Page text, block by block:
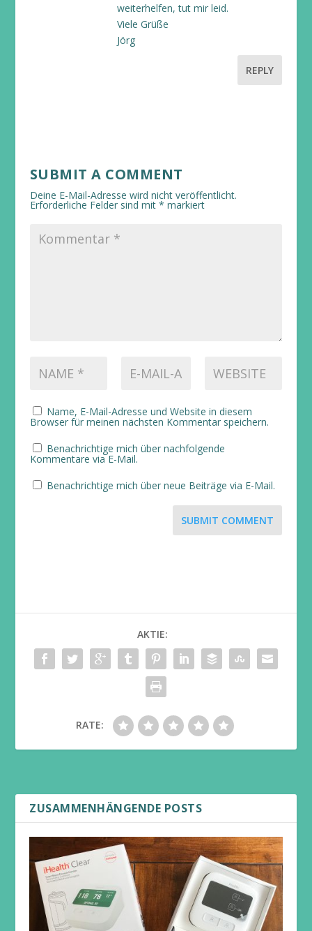
weiterhelfen, tut mir leid.
Viele Grüße
Jörg
REPLY
SUBMIT A COMMENT
Deine E-Mail-Adresse wird nicht veröffentlicht.
Erforderliche Felder sind mit * markiert
Name, E-Mail-Adresse und Website in diesem
Browser für meinen nächsten Kommentar speichern.
Benachrichtige mich über nachfolgende
Kommentare via E-Mail.
Benachrichtige mich über neue Beiträge via E-Mail.
SUBMIT COMMENT
AKTIE:
RATE:
ZUSAMMENHÄNGENDE POSTS